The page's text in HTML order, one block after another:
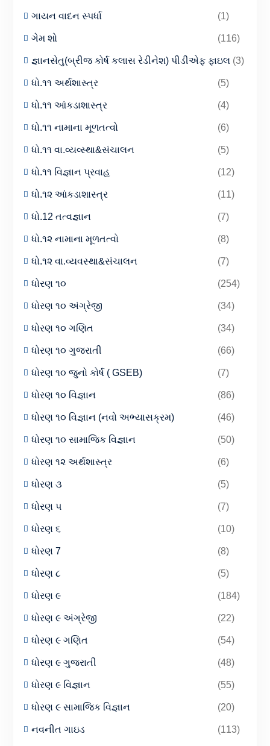
ગાયન વાદન સ્પર્ધા (1)
ગેમ શો (116)
જ્ઞાનસેતુ(બ્રીજ કોર્ષ કલાસ રેડીનેશ) પીડીએફ ફાઇલ(3)
ધો.૧૧ અર્થશાસ્ત્ર (5)
ધો.૧૧ આંકડાશાસ્ત્ર (4)
ધો.૧૧ નામાના મૂળતત્વો (6)
ધો.૧૧ વા.વ્યવ્સ્થા&સંચાલન (5)
ધો.૧૧ વિજ્ઞાન પ્રવાહ (12)
ધો.૧૨ આંકડાશાસ્ત્ર (11)
ધો.12 તત્વજ્ઞાન (7)
ધો.૧૨ નામાના મૂળતત્વો (8)
ધો.૧૨ વા.વ્યવસ્થા&સંચાલન (7)
ધોરણ ૧૦ (254)
ધોરણ ૧૦ અંગ્રેજી (34)
ધોરણ ૧૦ ગણિત (34)
ધોરણ ૧૦ ગુજરાતી (66)
ધોરણ ૧૦ જુનો કોર્ષ ( GSEB) (7)
ધોરણ ૧૦ વિજ્ઞાન (86)
ધોરણ ૧૦ વિજ્ઞાન (નવો અભ્યાસક્રમ) (46)
ધોરણ ૧૦ સામાજિક વિજ્ઞાન (50)
ધોરણ ૧૨ અર્થશાસ્ત્ર (6)
ધોરણ ૩ (5)
ધોરણ ૫ (7)
ધોરણ ૬ (10)
ધોરણ 7 (8)
ધોરણ ૮ (5)
ધોરણ ૯ (184)
ધોરણ ૯ અંગ્રેજી (22)
ધોરણ ૯ ગણિત (54)
ધોરણ ૯ ગુજરાતી (48)
ધોરણ ૯ વિજ્ઞાન (55)
ધોરણ ૯ સામાજિક વિજ્ઞાન (20)
નવનીત ગાઇડ (113)